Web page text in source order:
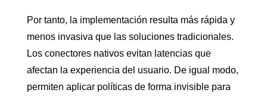
Por tanto, la implementación resulta más rápida y
menos invasiva que las soluciones tradicionales.
Los conectores nativos evitan latencias que
afectan la experiencia del usuario. De igual modo,
permiten aplicar políticas de forma invisible para